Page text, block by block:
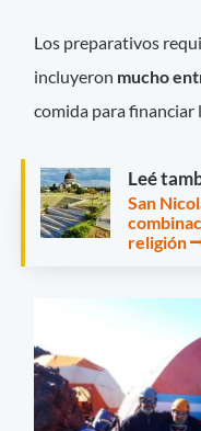
Los preparativos
incluyeron mucho
comida para financiar
Leé
San
religión